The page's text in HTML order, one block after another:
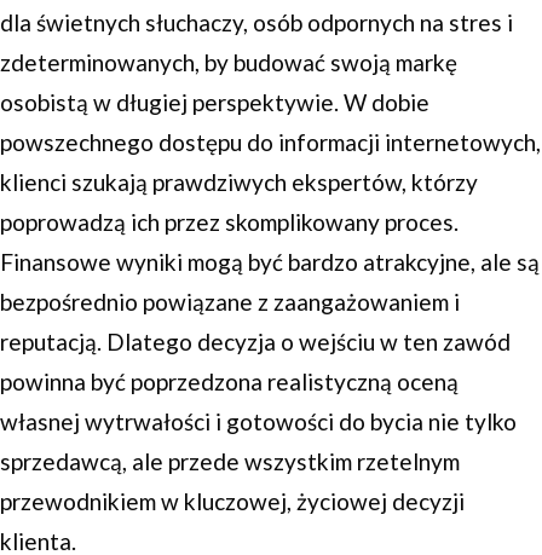
dla świetnych słuchaczy, osób odpornych na stres i
zdeterminowanych, by budować swoją markę
osobistą w długiej perspektywie. W dobie
powszechnego dostępu do informacji internetowych,
klienci szukają prawdziwych ekspertów, którzy
poprowadzą ich przez skomplikowany proces.
Finansowe wyniki mogą być bardzo atrakcyjne, ale są
bezpośrednio powiązane z zaangażowaniem i
reputacją. Dlatego decyzja o wejściu w ten zawód
powinna być poprzedzona realistyczną oceną
własnej wytrwałości i gotowości do bycia nie tylko
sprzedawcą, ale przede wszystkim rzetelnym
przewodnikiem w kluczowej, życiowej decyzji
klienta.